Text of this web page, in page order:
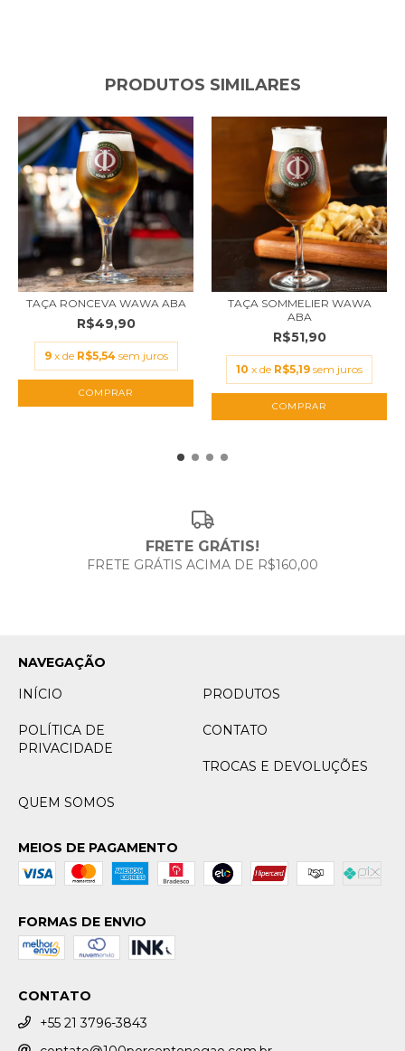
PRODUTOS SIMILARES
TAÇA RONCEVA WAWA ABA
R$49,90
9 x de R$5,54 sem juros
TAÇA SOMMELIER WAWA
ABA
R$51,90
10 x de R$5,19 sem juros
FRETE GRÁTIS!
FRETE GRÁTIS ACIMA DE R$160,00
NAVEGAÇÃO
INÍCIO
PRODUTOS
POLÍTICA DE
PRIVACIDADE
CONTATO
TROCAS E DEVOLUÇÕES
QUEM SOMOS
MEIOS DE PAGAMENTO
FORMAS DE ENVIO
CONTATO
+55 21 3796-3843